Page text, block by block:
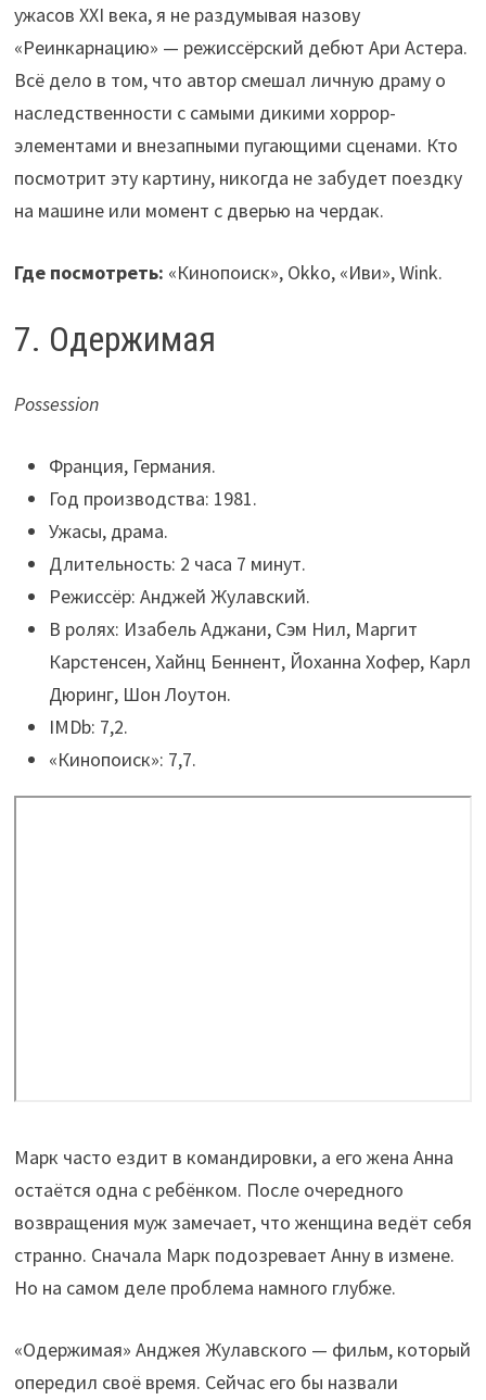
ужасов XXI века, я не раздумывая назову
«Реинкарнацию» — режиссёрский дебют Ари Астера.
Всё дело в том, что автор смешал личную драму о
наследственности с самыми дикими хоррор-
элементами и внезапными пугающими сценами. Кто
посмотрит эту картину, никогда не забудет поездку
на машине или момент с дверью на чердак.
Где посмотреть: «Кинопоиск», Okko, «Иви», Wink.
7. Одержимая
Possession
Франция, Германия.
Год производства: 1981.
Ужасы, драма.
Длительность: 2 часа 7 минут.
Режиссёр: Анджей Жулавский.
В ролях: Изабель Аджани, Сэм Нил, Маргит
Карстенсен, Хайнц Беннент, Йоханна Хофер, Карл
Дюринг, Шон Лоутон.
IMDb: 7,2.
«Кинопоиск»: 7,7.
Марк часто ездит в командировки, а его жена Анна
остаётся одна с ребёнком. После очередного
возвращения муж замечает, что женщина ведёт себя
странно. Сначала Марк подозревает Анну в измене.
Но на самом деле проблема намного глубже.
«Одержимая» Анджея Жулавского — фильм, который
опередил своё время. Сейчас его бы назвали